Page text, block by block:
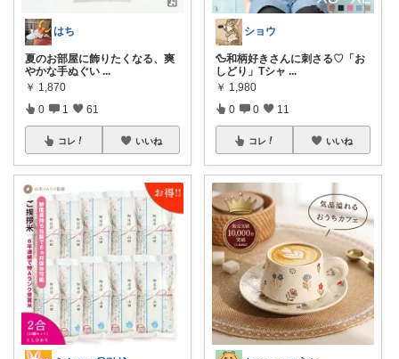
はち
夏のお部屋に飾りたくなる、爽
やかな手ぬぐい ...
￥ 1,870
0 1 61
コレ いいね
ショウ
🦆和柄好きさんに刺さる♡「お
しどり」Tシャ ...
￥ 1,980
0 0 11
コレ いいね